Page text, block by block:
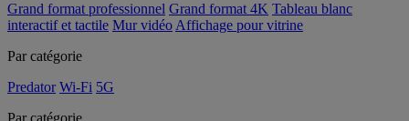
Grand format professionnel Grand format 4K Tableau blanc
interactif et tactile Mur vidéo Affichage pour vitrine
Par catégorie
Predator Wi-Fi 5G
Par catégorie